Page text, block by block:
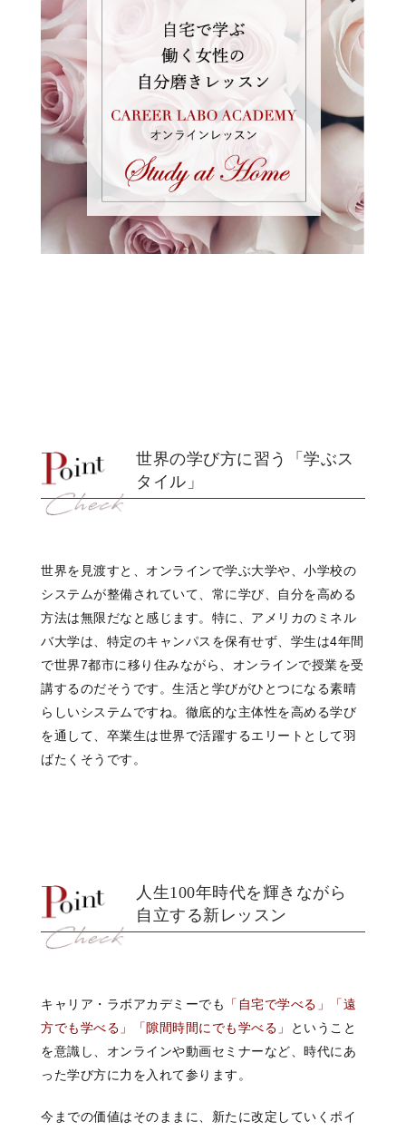
世界の学び方に習う「学ぶス
タイル」
世界を見渡すと、オンラインで学ぶ大学や、小学校の
システムが整備されていて、常に学び、自分を高める
方法は無限だなと感じます。特に、アメリカのミネル
バ大学は、 特定のキャンパスを保有せず、学生は4年間
で世界7都市に移り住みながら、オンラインで授業を受
講するのだそうです。生活と学びがひとつになる素晴
らしいシステムですね。徹底的な主体性を高める学び
を通して、卒業生は世界で活躍するエリートとして羽
ばたくそうです。
人生100年時代を輝きながら
自立する新レッスン
キャリア・ラボアカデミーでも
「自宅で学べる」「遠
方でも学べる」「隙間時間にでも学べる」
ということ
を意識し、オンラインや動画セミナーなど、時代にあ
った学び方に力を入れて参ります。
今までの価値はそのままに、新たに改定していくポイ